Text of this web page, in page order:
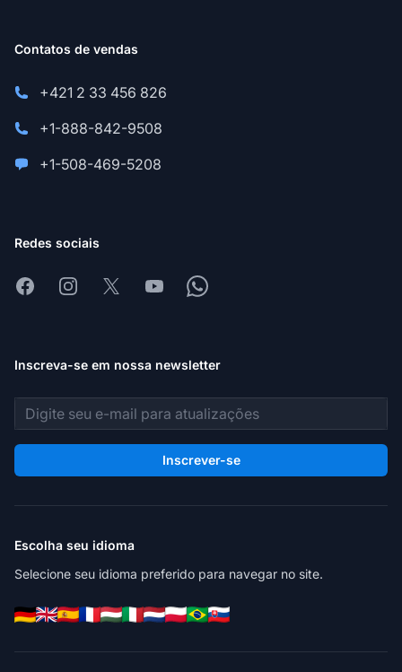
Contatos de vendas
+421 2 33 456 826
+1-888-842-9508
+1-508-469-5208
Redes sociais
FacebookInstagram
X YoutubeWhatsapp
Inscreva-se em nossa newsletter
Endereço de e-mail
Inscrever-se
Escolha seu idioma
Selecione seu idioma preferido para navegar no site.